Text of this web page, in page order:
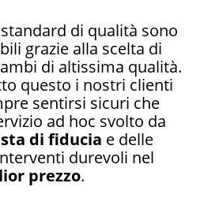
di qualità sono
grazie alla scelta di
di altissima qualità.
questo i nostri clienti
sentirsi sicuri che
ad hoc svolto da
di fiducia e delle
durevoli nel
prezzo.